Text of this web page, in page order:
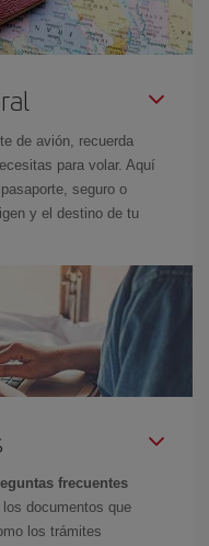
de avión, recuerda
para volar. Aquí
seguro o
y el destino de tu
frecuentes
documentos que
los trámites